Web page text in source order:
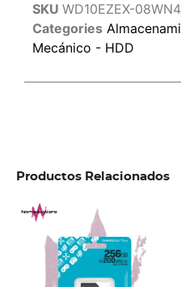
SKU WD10EZEX-
Categories
Mecánico - HDD
Productos Relacionados